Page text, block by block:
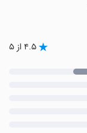
۴.۵ از ۵